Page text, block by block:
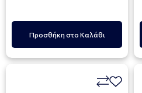
Προσθήκη στο Καλάθι